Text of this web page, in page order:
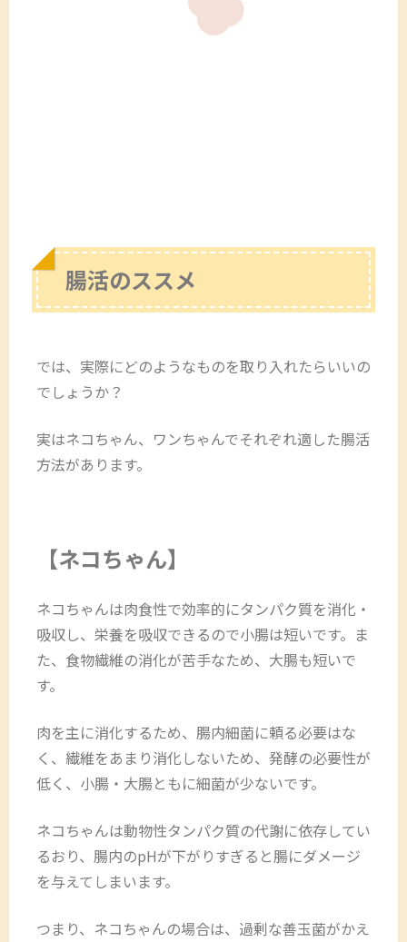
腸活のススメ
では、実際にどのようなものを取り入れたらいいの
でしょうか？
実はネコちゃん、ワンちゃんでそれぞれ適した腸活
方法があります。
【ネコちゃん】
ネコちゃんは肉食性で効率的にタンパク質を消化・
吸収し、栄養を吸収できるので小腸は短いです。ま
た、食物繊維の消化が苦手なため、大腸も短いで
す。
肉を主に消化するため、腸内細菌に頼る必要はな
く、繊維をあまり消化しないため、発酵の必要性が
低く、小腸・大腸ともに細菌が少ないです。
ネコちゃんは動物性タンパク質の代謝に依存してい
るおり、腸内のpHが下がりすぎると腸にダメージ
を与えてしまいます。
つまり、ネコちゃんの場合は、過剰な善玉菌がかえ